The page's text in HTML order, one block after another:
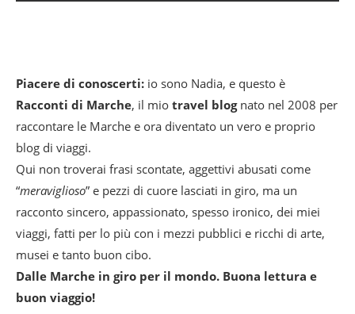
Piacere di conoscerti: io sono Nadia, e questo è
Racconti di Marche, il mio travel blognato nel 2008 per
raccontare le Marche e ora diventato un vero e proprio
blog di viaggi.
Qui non troverai frasi scontate, aggettivi abusati come
“meraviglioso” e pezzi di cuore lasciati in giro, ma un
racconto sincero, appassionato, spesso ironico, dei miei
viaggi, fatti per lo più con i mezzi pubblici e ricchi di arte,
musei e tanto buon cibo.
Dalle Marche in giro per il mondo. Buona lettura e
buon viaggio!